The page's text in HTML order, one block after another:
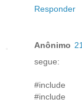
Responder
Anônimo
segue:
#include
#include